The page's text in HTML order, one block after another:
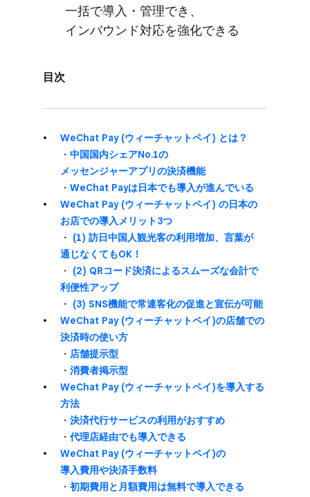
一括で​導入・管理でき、​
インバウンド対応を​強化できる
目次
WeChat Pay (ウィーチャットペイ) とは？
・ 中国国内シェアNo.1の​
メッセンジャーアプリの​決済機能
・ WeChat Payは​日本でも​導入が​進んでいる
WeChat Pay (ウィーチャットペイ) の​日本の​
お店での​導入メリット3つ
・
(1) 訪日中国人観光客の​利用増加、​言葉が​
通じなくても​OK！
・
(2) QRコード決済に​よる​スムーズな​会計で​
利便性アップ
・
(3) SNS機能で​常連客化の​促進と​宣伝が​可能
WeChat Pay (ウィーチャットペイ)の​店舗での​
決済時の​使い方
・ 店舗提示型
・ 消費者掲示型
WeChat Pay (ウィーチャットペイ)を​導入する​
方​法
・ 決済代行サービスの​利用が​おすすめ
・ 代理店経由でも​導入できる
WeChat Pay (ウィーチャットペイ)の​
導入費用や​決済手数料
・ 初期費用と​月額費用は​無料で​導入できる​